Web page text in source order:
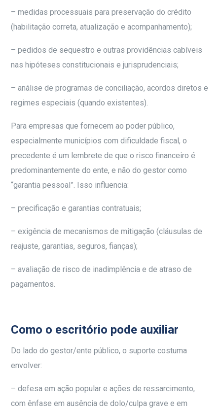
– medidas processuais para preservação do crédito
(habilitação correta, atualização e acompanhamento);
– pedidos de sequestro e outras providências cabíveis
nas hipóteses constitucionais e jurisprudenciais;
– análise de programas de conciliação, acordos diretos e
regimes especiais (quando existentes).
Para empresas que fornecem ao poder público,
especialmente municípios com dificuldade fiscal, o
precedente é um lembrete de que o risco financeiro é
predominantemente do ente, e não do gestor como
“garantia pessoal”. Isso influencia:
– precificação e garantias contratuais;
– exigência de mecanismos de mitigação (cláusulas de
reajuste, garantias, seguros, fianças);
– avaliação de risco de inadimplência e de atraso de
pagamentos.
Como o escritório pode auxiliar
Do lado do gestor/ente público, o suporte costuma
envolver:
– defesa em ação popular e ações de ressarcimento,
com ênfase em ausência de dolo/culpa grave e em